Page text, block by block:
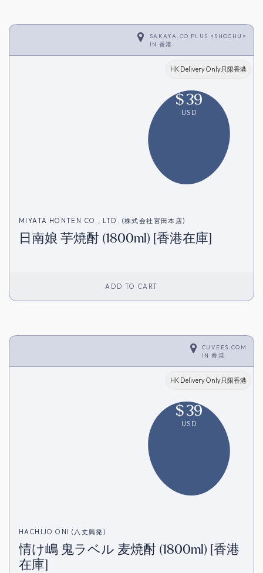
SAKAYA.CO PLUS <SHOCHU>
IN 香港
HK Delivery Only只限香港
$39
USD
MIYATA HONTEN CO., LTD. (株式会社宮田本店)
日南娘 芋焼酎 (1800ml) [香港在庫]
ADD TO CART
CUVEES.COM
IN香港
HK Delivery Only只限香港
$39
USD
HACHIJO ONI (八丈興発)
情け嶋 鬼ラベル 麦焼酎 (1800ml) [香港
在庫]